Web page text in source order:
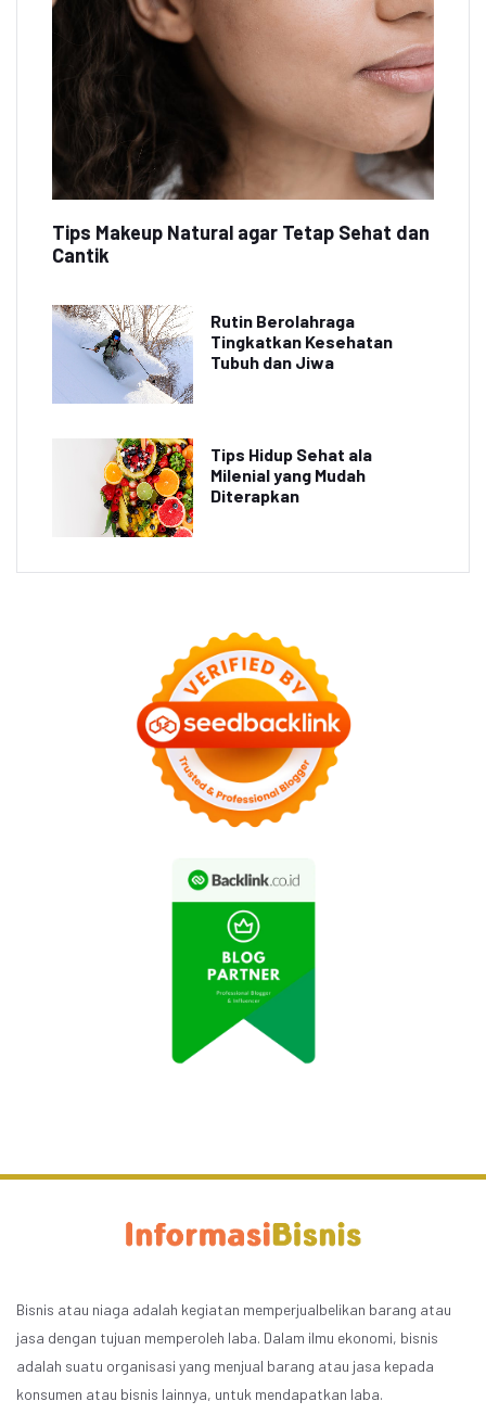
Tips Makeup Natural agar Tetap Sehat dan
Cantik
Rutin Berolahraga
Tingkatkan Kesehatan
Tubuh dan Jiwa
Tips Hidup Sehat ala
Milenial yang Mudah
Diterapkan
Bisnis atau niaga adalah kegiatan memperjualbelikan barang atau
jasa dengan tujuan memperoleh laba. Dalam ilmu ekonomi, bisnis
adalah suatu organisasi yang menjual barang atau jasa kepada
konsumen atau bisnis lainnya, untuk mendapatkan laba.